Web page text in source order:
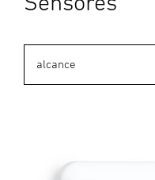
alcance